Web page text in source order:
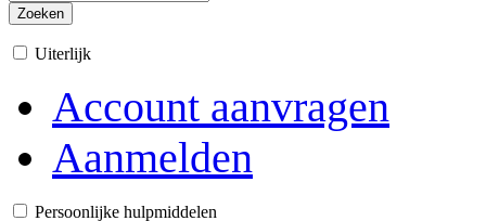
Zoeken
Uiterlijk
Account aanvragen
Aanmelden
Persoonlijke hulpmiddelen